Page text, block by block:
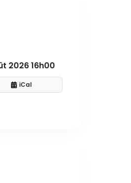
2026 16h00
iCal